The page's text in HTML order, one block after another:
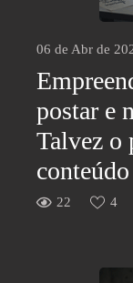
06 de Abr de
postar e
Talvez o
conteúdo
22 4